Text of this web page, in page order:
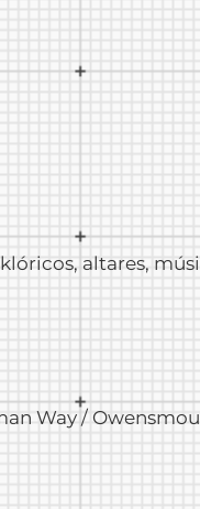
altares,
Way /